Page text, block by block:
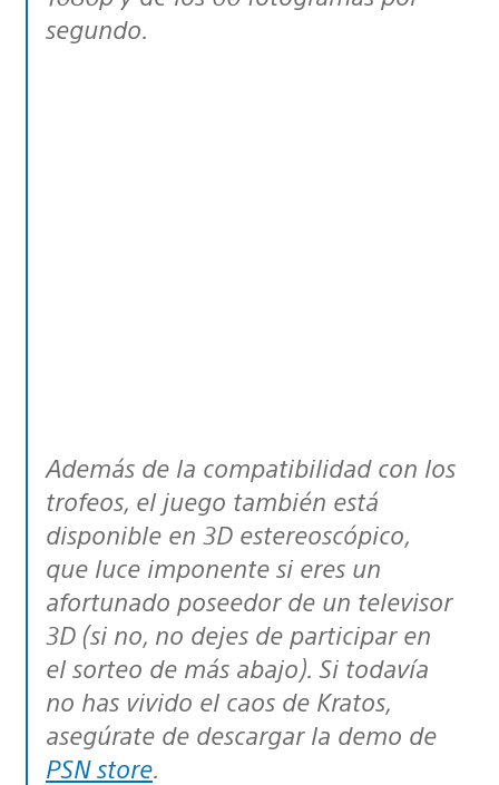
segundo.
Además de la compatibilidad con los
trofeos, el juego también está
disponible en 3D estereoscópico,
que luce imponente si eres un
afortunado poseedor de un televisor
3D (si no, no dejes de participar en
el sorteo de más abajo). Si todavía
no has vivido el caos de Kratos,
asegúrate de descargar la demo de
PSN store.